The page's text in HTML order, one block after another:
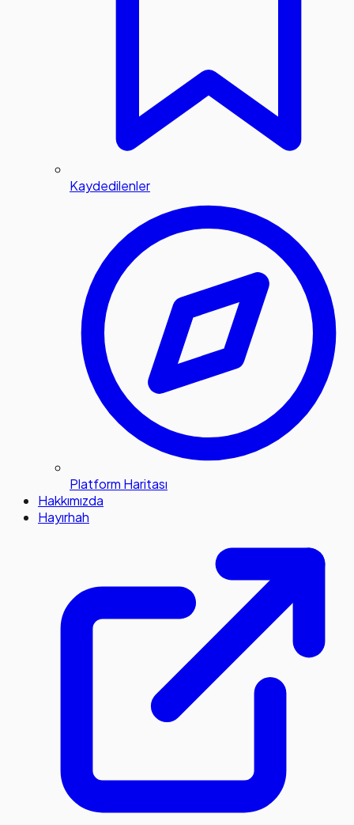
Kaydedilenler
Platform Haritası
Hakkımızda
Hayırhah